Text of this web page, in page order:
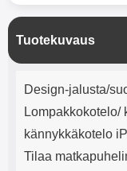
mha Kuunteluaika:
Tuotekuvaus
Design-jalusta/
Lompakkokotelo/
kännykkäkotelo
Tilaa